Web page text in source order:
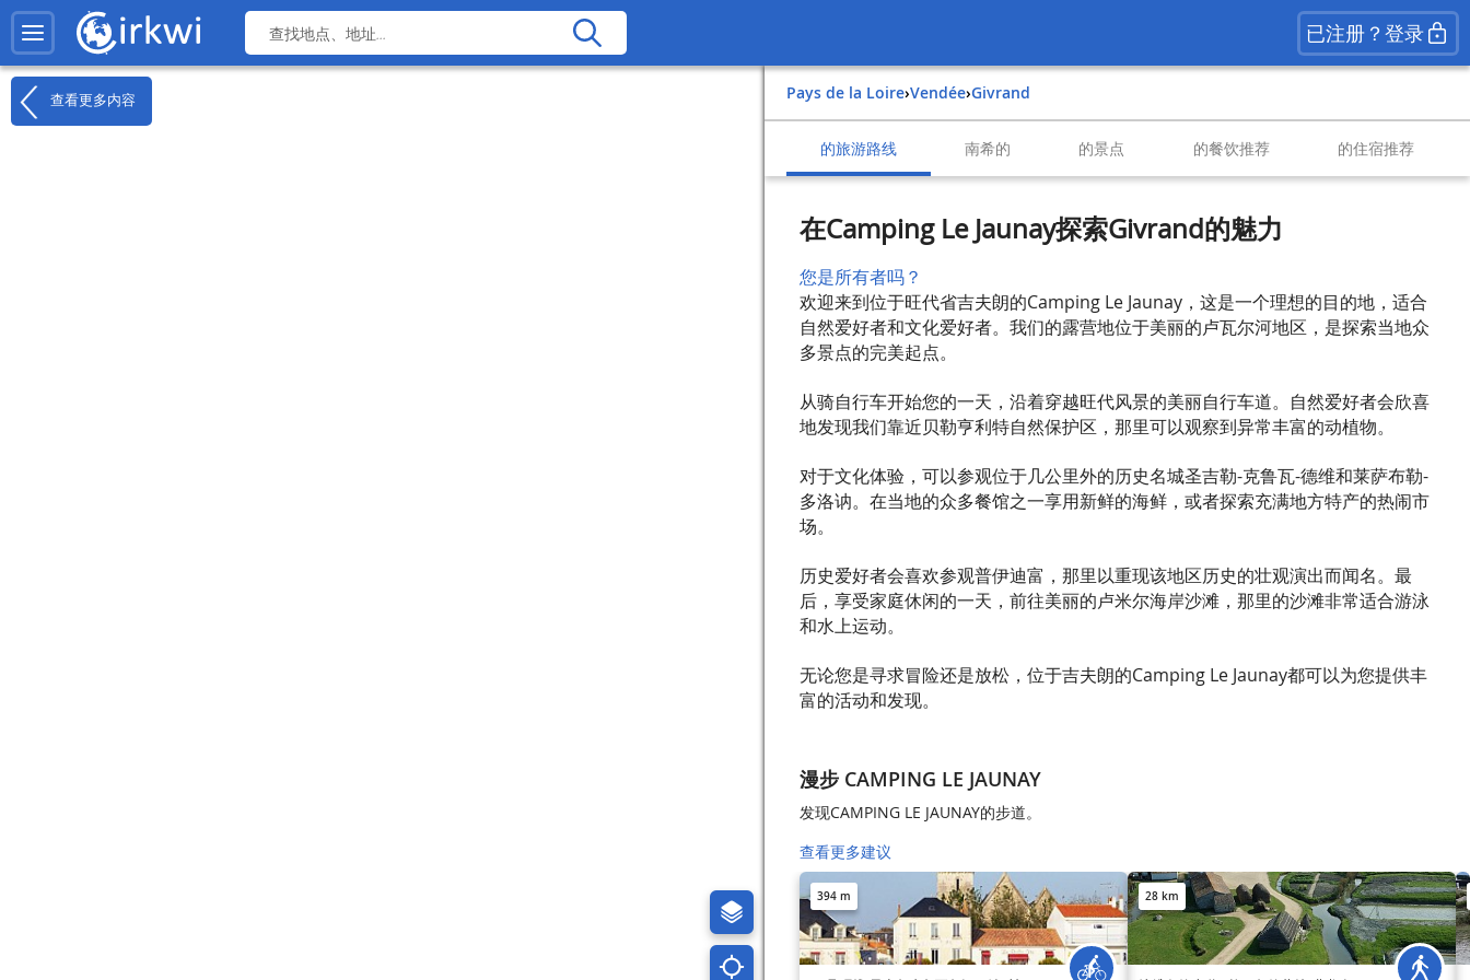
已注册？登录
查看更多内容 Pays de la Loire› Vendée› Givrand
的旅游路线 南希的 的景点 的餐饮推荐 的住宿推荐
在Camping Le Jaunay探索Givrand的魅力
您是所有者吗？
欢迎来到位于旺代省吉夫朗的Camping Le Jaunay，这是一个理想的目的地，适合
自然爱好者和文化爱好者。我们的露营地位于美丽的卢瓦尔河地区，是探索当地众
多景点的完美起点。
从骑自行车开始您的一天，沿着穿越旺代风景的美丽自行车道。自然爱好者会欣喜
地发现我们靠近贝勒亨利特自然保护区，那里可以观察到异常丰富的动植物。
对于文化体验，可以参观位于几公里外的历史名城圣吉勒-克鲁瓦-德维和莱萨布勒-
多洛讷。在当地的众多餐馆之一享用新鲜的海鲜，或者探索充满地方特产的热闹市
场。
历史爱好者会喜欢参观普伊迪富，那里以重现该地区历史的壮观演出而闻名。最
后，享受家庭休闲的一天，前往美丽的卢米尔海岸沙滩，那里的沙滩非常适合游泳
和水上运动。
无论您是寻求冒险还是放松，位于吉夫朗的Camping Le Jaunay都可以为您提供丰
富的活动和发现。
漫步 CAMPING LE JAUNAY
发现CAMPING LE JAUNAY的步道。
查看更多建议
394 m 28 km